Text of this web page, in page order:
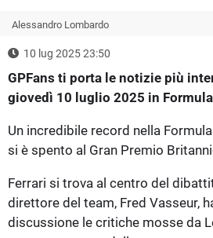
Alessandro Lombardo
10 lug 2025 23:50
GPFans ti porta le notizie più
giovedì 10 luglio 2025 in
Un incredibile record nella
si è spento al Gran Premio
Ferrari si trova al centro del
direttore del team, Fred Vasseur,
discussione le critiche mosse da